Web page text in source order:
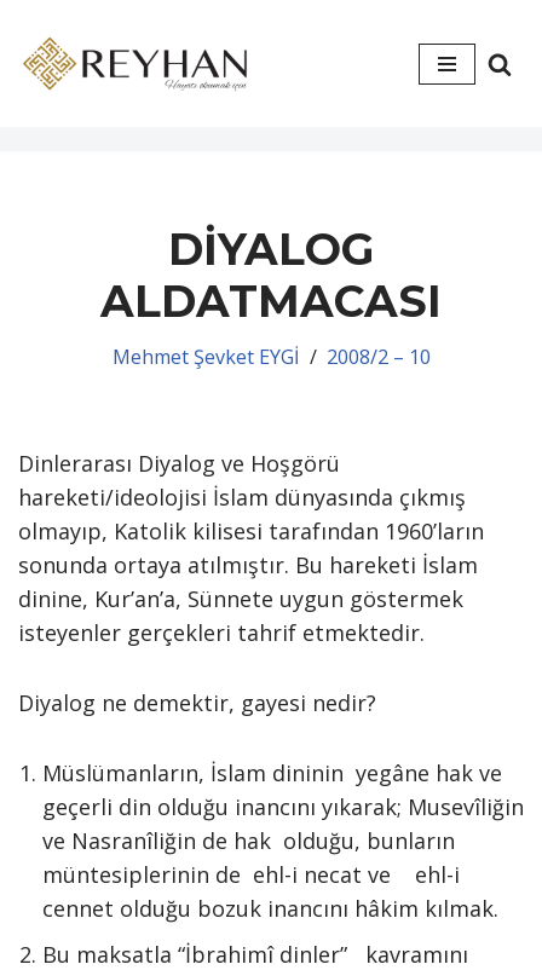
İçeriğe
DİYALOG
ALDATMACASI
Mehmet Şevket EYGİ 2008/2 – 10
Dinlerarası Diyalog ve Hoşgörü
hareketi/ideolojisi İslam dünyasında çıkmış
olmayıp, Katolik kilisesi tarafından 1960’ların
sonunda ortaya atılmıştır. Bu hareketi İslam
dinine, Kur’an’a, Sünnete uygun göstermek
isteyenler gerçekleri tahrif etmektedir.
Diyalog ne demektir, gayesi nedir?
Müslümanların, İslam dininin yegâne hak ve
geçerli din olduğu inancını yıkarak; Musevîliğin
ve Nasranîliğin de hak olduğu, bunların
müntesiplerinin de ehl-i necat ve ehl-i
cennet olduğu bozuk inancını hâkim kılmak.
Bu maksatla “İbrahimî dinler” kavramını